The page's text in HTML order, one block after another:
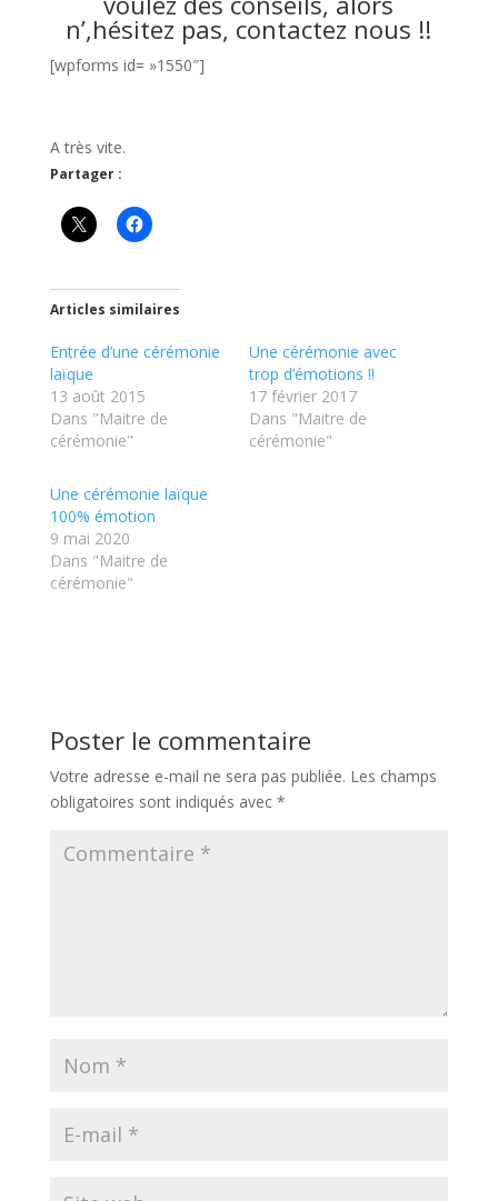
n’,hésitez pas, contactez nous !!
[wpforms id= »1550″]
A très vite.
Partager :
Articles similaires
Entrée d’une cérémonie
laïque
13 août 2015
Dans "Maitre de
cérémonie"
Une cérémonie avec
trop d’émotions !!
17 février 2017
Dans "Maitre de
cérémonie"
Une cérémonie laïque
100% émotion
9 mai 2020
Dans "Maitre de
cérémonie"
Poster le commentaire
Votre adresse e-mail ne sera pas publiée. Les champs
obligatoires sont indiqués avec *